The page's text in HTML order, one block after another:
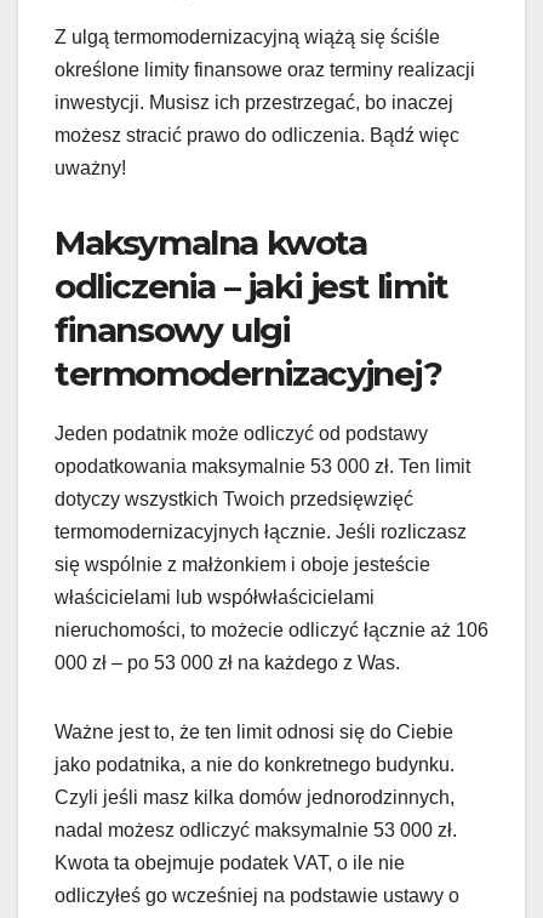
Z ulgą termomodernizacyjną wiążą się ściśle
określone limity finansowe oraz terminy realizacji
inwestycji. Musisz ich przestrzegać, bo inaczej
możesz stracić prawo do odliczenia. Bądź więc
uważny!
Maksymalna kwota
odliczenia – jaki jest limit
finansowy ulgi
termomodernizacyjnej?
Jeden podatnik może odliczyć od podstawy
opodatkowania maksymalnie 53 000 zł. Ten limit
dotyczy wszystkich Twoich przedsięwzięć
termomodernizacyjnych łącznie. Jeśli rozliczasz
się wspólnie z małżonkiem i oboje jesteście
właścicielami lub współwłaścicielami
nieruchomości, to możecie odliczyć łącznie aż 106
000 zł – po 53 000 zł na każdego z Was.
Ważne jest to, że ten limit odnosi się do Ciebie
jako podatnika, a nie do konkretnego budynku.
Czyli jeśli masz kilka domów jednorodzinnych,
nadal możesz odliczyć maksymalnie 53 000 zł.
Kwota ta obejmuje podatek VAT, o ile nie
odliczyłeś go wcześniej na podstawie ustawy o